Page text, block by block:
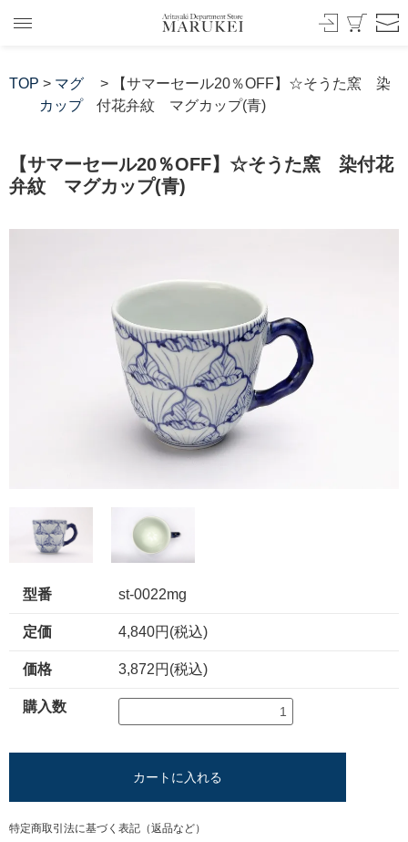
TOP > マグ
カップ
> 【サマーセール20％OFF】☆そうた窯 染
付花弁紋 マグカップ(青)
【サマーセール20％OFF】☆そうた窯 染付花
弁紋 マグカップ(青)
型番 st-0022mg
定価 4,840円(税込)
価格 3,872円(税込)
購入数
カートに入れる
特定商取引法に基づく表記（返品など）